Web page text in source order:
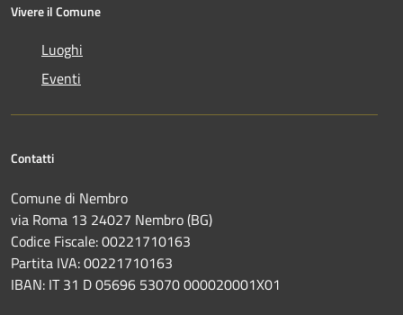
Vivere il Comune
Luoghi
Eventi
Contatti
Comune di Nembro
via Roma 13 24027 Nembro (BG)
Codice Fiscale: 00221710163
Partita IVA: 00221710163
IBAN: IT 31 D 05696 53070 000020001X01